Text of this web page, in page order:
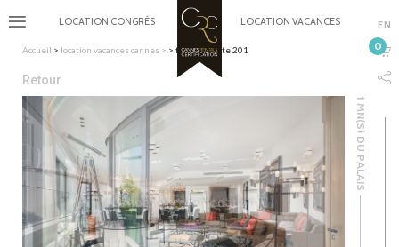
LOCATION CONGRÈS LOCATION VACANCES EN
0
Accueil > location vacances cannes > > first croisette 201
Retour
1 MN(S) DU PALAIS